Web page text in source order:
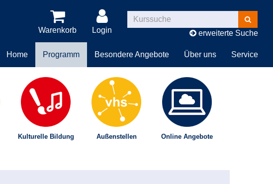
Warenkorb Login
Kurse
suchen
erweiterte Suche
Home Programm Besondere Angebote Über uns Service
Kulturelle Bildung Außenstellen Online Angebote